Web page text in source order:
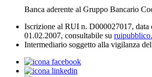
Banca aderente al Gruppo Bancario
Iscrizione al RUI n. D000027017, data
01.02.2007, consultabile su
Intermediario soggetto alla vigilanza